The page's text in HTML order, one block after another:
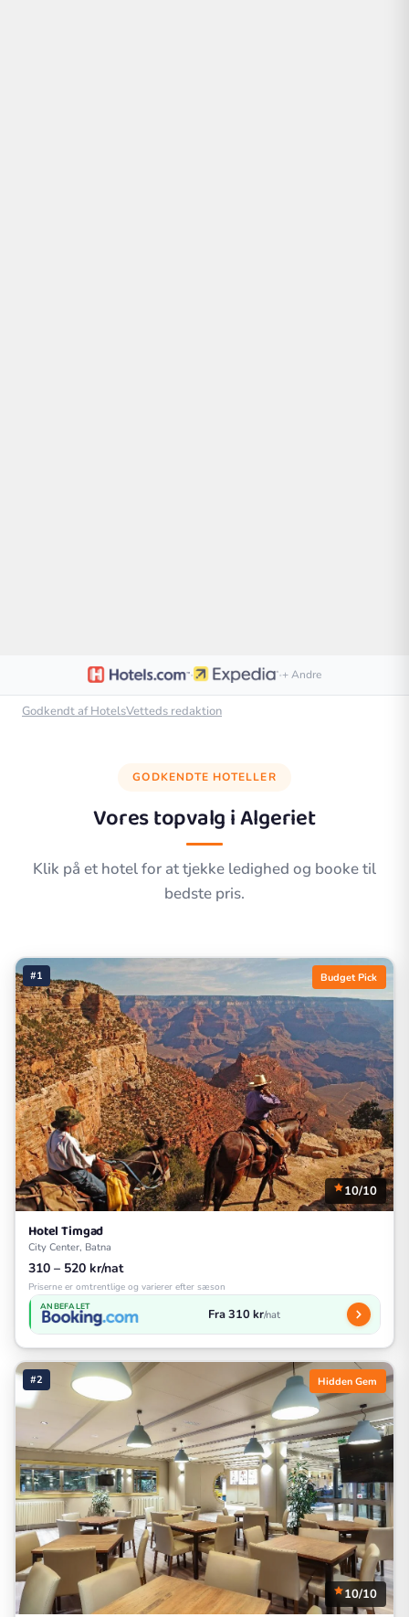
· ·+ Andre
Godkendt af HotelsVetteds redaktion
GODKENDTE HOTELLER
Vores topvalg iAlgeriet
Klik på et hotel for at tjekke ledighed og booke til
bedste pris.
#1 Budget Pick
10/10
Hotel Timgad
City Center, Batna
310 – 520 kr/nat
Priserne er omtrentlige og varierer efter sæson
ANBEFALET Fra 310 kr/nat
#2 Hidden Gem
10/10